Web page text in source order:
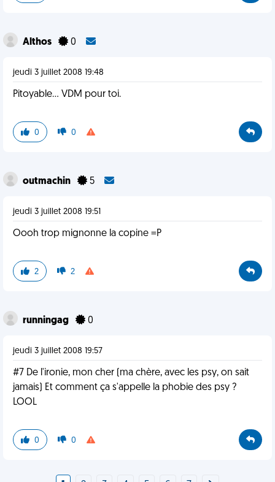
Althos 0
jeudi 3 juillet 2008 19:48
Pitoyable... VDM pour toi.
0 0
outmachin 5
jeudi 3 juillet 2008 19:51
Oooh trop mignonne la copine =P
2 2
runningag 0
jeudi 3 juillet 2008 19:57
#7 De l'ironie, mon cher (ma chère, avec les psy, on sait
jamais) Et comment ça s'appelle la phobie des psy ?
LOOL
0 0